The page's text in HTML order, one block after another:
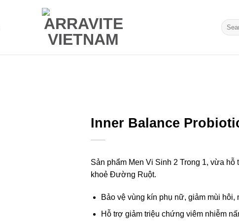
Search
for:
Inner Balance
Sản phẩm Men Vi Sinh 2 Trong 1, vừa
khoẻ Đường Ruột.
Bảo vệ vùng kín phụ nữ, giảm mùi
Hỗ trợ giảm triệu chứng viêm nhiễm